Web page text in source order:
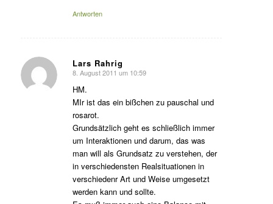
Antworten
Lars Rahrig
s
agte:
8. August 2011 um 10:59
HM.
MIr ist das ein bißchen zu pauschal und
rosarot.
Grundsätzlich geht es schließlich immer
um Interaktionen und darum, das was
man will als Grundsatz zu verstehen, der
in verschiedensten Realsituationen in
verschiedenr Art und Weise umgesetzt
werden kann und sollte.